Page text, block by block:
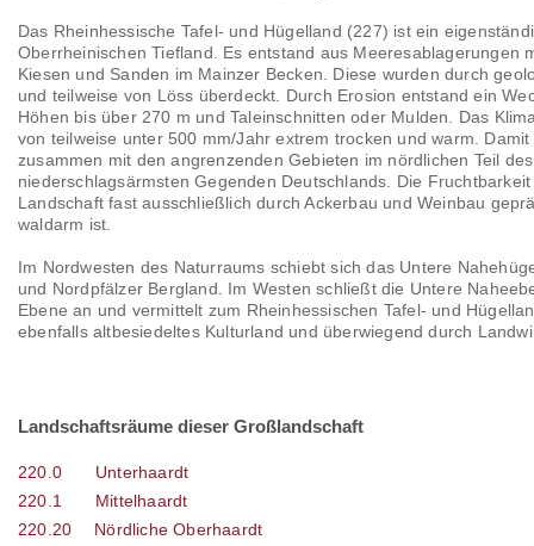
Das Rheinhessische Tafel- und Hügelland (227) ist ein
Oberrheinischen Tiefland. Es entstand aus Meeresablagerungen
Kiesen und Sanden im Mainzer Becken. Diese wurden durch
und teilweise von Löss überdeckt. Durch Erosion entstand ein
Höhen bis über 270 m und Taleinschnitten oder Mulden. Das
von teilweise unter 500 mm/Jahr extrem trocken und warm.
zusammen mit den angrenzenden Gebieten im nördlichen Teil
niederschlagsärmsten Gegenden Deutschlands. Die
Landschaft fast ausschließlich durch Ackerbau und Weinbau
waldarm ist.
Im Nordwesten des Naturraums schiebt sich das Untere
und Nordpfälzer Bergland. Im Westen schließt die Untere
Ebene an und vermittelt zum Rheinhessischen Tafel- und
ebenfalls altbesiedeltes Kulturland und überwiegend durch
Landschaftsräume dieser Großlandschaft
220.0
Unterhaardt
220.1
Mittelhaardt
220.20
Nördliche Oberhaardt